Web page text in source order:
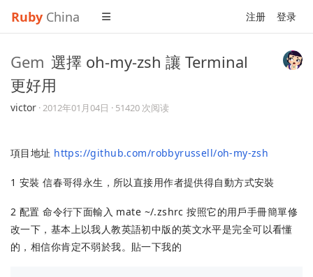
Ruby China 注册 登录
Gem 選擇 oh-my-zsh 讓 Terminal
更好用
victor ·2012年01月04日 · 51420 次阅读
項目地址 https://github.com/robbyrussell/oh-my-zsh
1 安裝 信春哥得永生，所以直接用作者提供得自動方式安裝
2 配置 命令行下面輸入 mate ~/.zshrc 按照它的用戶手冊簡單修
改一下，基本上以我人教英語初中版的英文水平是完全可以看懂
的，相信你肯定不弱於我。貼一下我的